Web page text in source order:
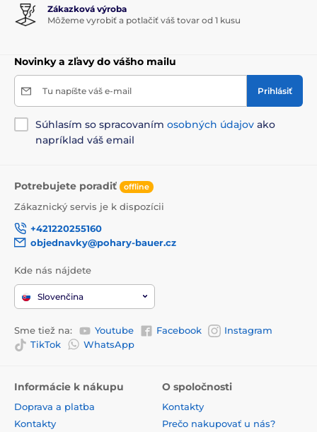
Zákazková výroba
Môžeme vyrobiť a potlačiť váš tovar od 1 kusu
Novinky a zľavy do vášho mailu
Tu napíšte váš e-mail Prihlásiť
Súhlasím so spracovaním osobných údajov ako
napríklad váš email
Potrebujete poradiť offline
Zákaznický servis je k dispozícii
+421220255160
objednavky@pohary-bauer.cz
Kde nás nájdete
Slovenčina
Sme tiež na: Youtube Facebook
Instagram
TikTok
WhatsApp
Informácie k nákupu
Doprava a platba
Kontakty
O spoločnosti
Kontakty
Prečo nakupovať u nás?